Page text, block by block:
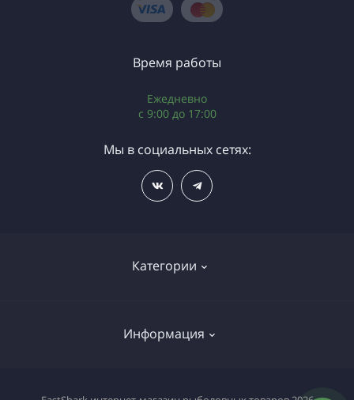
Категории
Газовое оборудование
Информация
Время работы
Ежедневно
c 9:00 до 17:00
Мы в социальных сетях: